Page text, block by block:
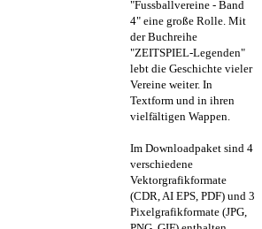
"Fussballvereine - Band
4" eine große Rolle. Mit
der Buchreihe
"ZEITSPIEL-Legenden"
lebt die Geschichte vieler
Vereine weiter. In
Textform und in ihren
vielfältigen Wappen.
Im Downloadpaket sind 4
verschiedene
Vektorgrafikformate
(CDR, AI EPS, PDF) und 3
Pixelgrafikformate (JPG,